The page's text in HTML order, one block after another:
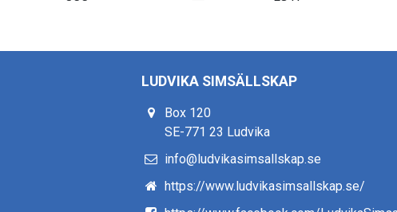
LUDVIKA SIMSÄLLSKAP
Box 120
SE-771 23 Ludvika
info@ludvikasimsallskap.se
https://www.ludvikasimsallskap.se/